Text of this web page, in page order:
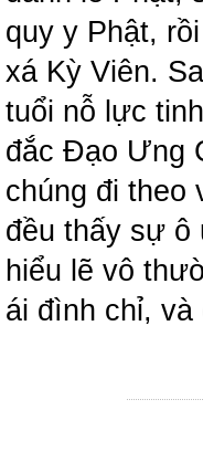
quy y Phật,
xá Kỳ Viên.
tuổi nỗ lực
đắc Đạo Ưng
chúng đi theo
đều thấy sự ô
hiểu lẽ vô
ái đình chỉ,